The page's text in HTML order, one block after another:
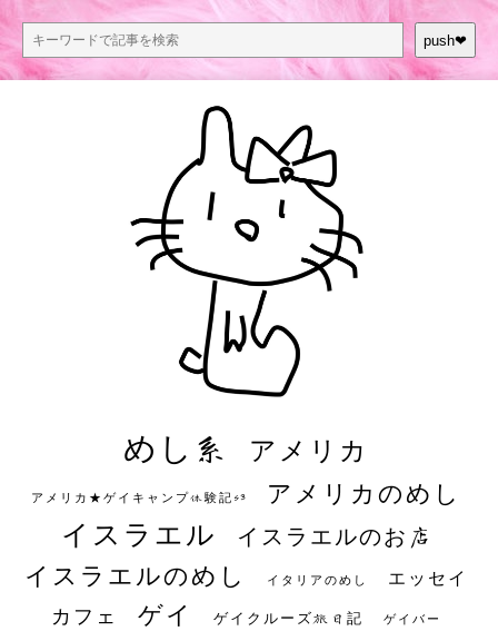
push❤︎
めし系 アメリカ
アメリカ★ゲイキャンプ体験記S3 アメリカのめし
イスラエル イスラエルのお店
イスラエルのめし イタリアのめし エッセイ
カフェ ゲイ ゲイクルーズ旅日記 ゲイバー